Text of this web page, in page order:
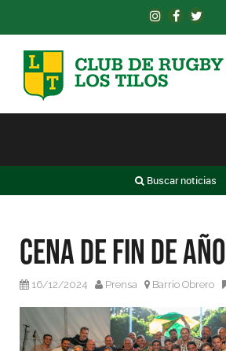
Buscar noticias
Cena de fin de año
16/12/2024 Prensa Barrio Obrero